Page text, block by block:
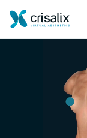
Главная